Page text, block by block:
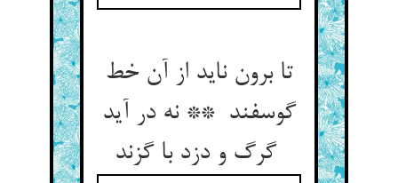
تا برون ناید از آن خط
گوسفند ** نه در آید
گرگ و دزد با گزند